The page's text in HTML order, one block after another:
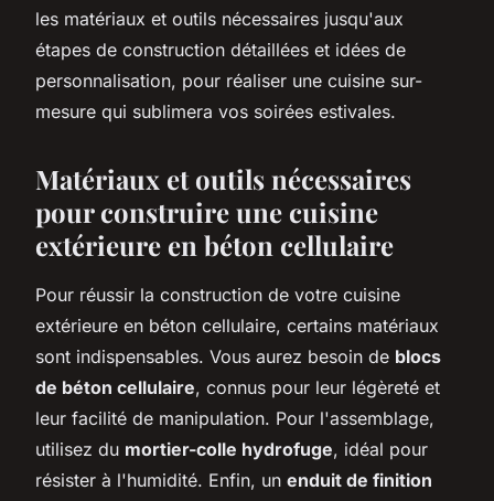
les matériaux et outils nécessaires jusqu'aux
étapes de construction détaillées et idées de
personnalisation, pour réaliser une cuisine sur-
mesure qui sublimera vos soirées estivales.
Matériaux et outils nécessaires
pour construire une cuisine
extérieure en béton cellulaire
Pour réussir la construction de votre cuisine
extérieure en béton cellulaire, certains matériaux
sont indispensables. Vous aurez besoin de blocs
de béton cellulaire, connus pour leur légèreté et
leur facilité de manipulation. Pour l'assemblage,
utilisez du mortier-colle hydrofuge, idéal pour
résister à l'humidité. Enfin, un enduit de finition